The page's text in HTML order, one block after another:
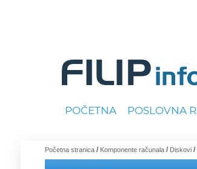
POČETNA POSLOVNA
Početna stranica / Komponente računala / Diskovi /